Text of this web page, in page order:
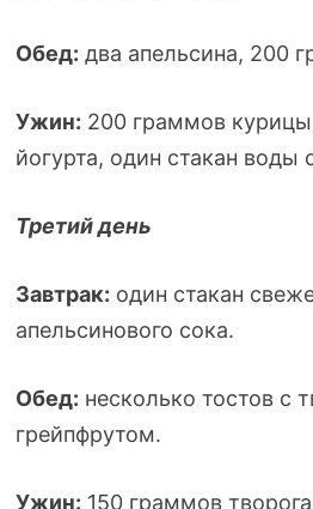
Обед: два апельсина, 200
Ужин: 200 граммов
йогурта, один стакан воды
Третий день
Завтрак: один стакан
апельсинового сока.
Обед: несколько тостов с
грейпфрутом.
Ужин: 150 граммов